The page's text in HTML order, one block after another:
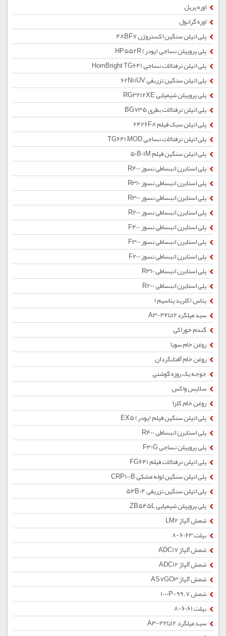
اوره پریل
اوره گرانول
پلی اتیلن سنگین اکستروژن 48BF7
پلی پروپیلن نساجی (پودر) HP552R
پلی اتیلن ترفتالات نساجی HomBright TG641
پلی اتیلن سنگین تزریقی 62N11UV
پلی پروپیلن شیمیایی RG3212XE
پلی اتیلن ترفتالات بطری BG735
پلی اتیلن سبک فیلم 2426F8
پلی اتیلن ترفتالات نساجی TG641 MOD
پلی اتیلن سنگین فیلم 50B01M
پلی استایرن انبساطی نسوز R400
پلی استایرن انبساطی نسوز R310
پلی استایرن انبساطی نسوز R300
پلی استایرن انبساطی نسوز R200
پلی استایرن انبساطی نسوز F400
پلی استایرن انبساطی نسوز F300
پلی استایرن انبساطی نسوز F200
پلی استایرن انبساطی R310
پلی استایرن انبساطی R200
پتاس (کلرید پتاسیم)
سبد میلگرد12تا32-A3
گندم خوراکی
روغن خام سویا
روغن خام آفتابگردان
جوجه یک روزه گوشتی
سلاپس واکس
روغن خام کلزا
پلی اتیلن سنگین فیلم (پودر) EX5
پلی استایرن انبساطی R400
پلی پروپیلن نساجی F30G
پلی اتیلن ترفتالات فیلم FG641
پلی اتیلن سنگین لوله مشکی CRP100B
پلی اتیلن سنگین تزریقی 54B04
پلی پروپیلن شیمیایی ZB545L
شمش آلیاژ LM2
بیلت 6063-8
شمش آلیاژ ADC17
شمش آلیاژ ADC12
شمش آلیاژ AS7GO3
شمش 1000P-99.7
بیلت 6061-8
سبد میلگرد 12تا32-A3